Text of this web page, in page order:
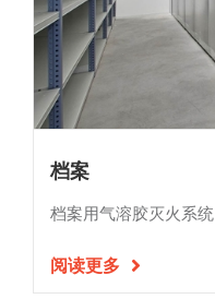
档案
档案用气溶胶灭火系统
阅读更多 